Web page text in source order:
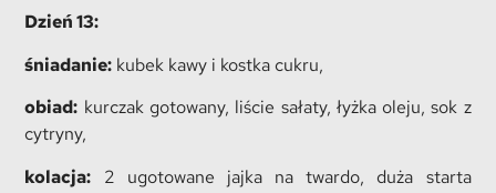
Dzień 13:
śniadanie: kubek kawy i kostka cukru,
obiad: kurczak gotowany, liście sałaty, łyżka oleju, sok z
cytryny,
kolacja: 2 ugotowane jajka na twardo, duża starta